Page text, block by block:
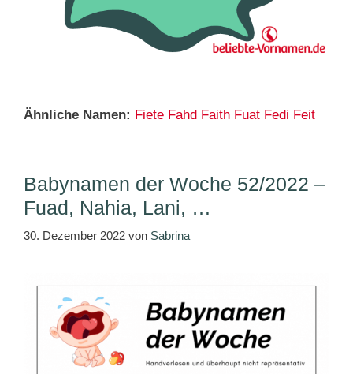
Ähnliche Namen: Fiete Fahd Faith Fuat Fedi Feit
Babynamen der Woche 52/2022 –
Fuad, Nahia, Lani, …
30. Dezember 2022 von Sabrina